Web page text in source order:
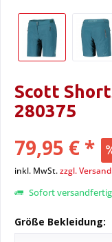
Scott
280375
79,95 € *
inkl. MwSt.zzgl.
Sofort
Größe Bekleidung: